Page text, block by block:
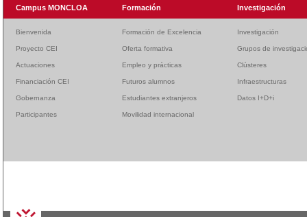
Campus MONCLOA Formación Investigación
Bienvenida Formación de Excelencia Investigación
Proyecto CEI Oferta formativa Grupos de
Actuaciones Empleo y prácticas Clústeres
Financiación CEI Futuros alumnos Infraestructuras
Gobernanza Estudiantes extranjeros Datos I+D+i
Participantes Movilidad internacional